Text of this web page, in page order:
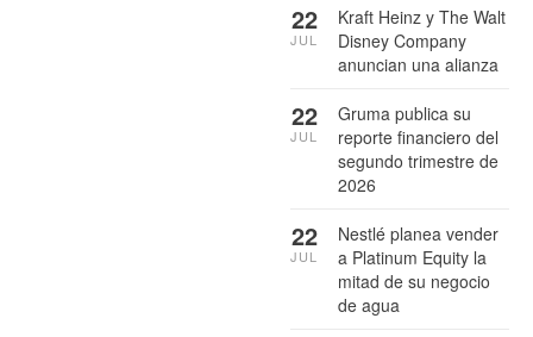
Kraft Heinz y The Walt
Disney Company
anuncian una alianza
22
JUL
Gruma publica su
reporte financiero del
segundo trimestre de
2026
22
JUL
Nestlé planea vender
a Platinum Equity la
mitad de su negocio
de agua
22
JUL